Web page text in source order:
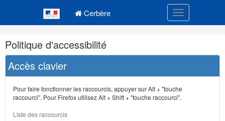
Cerbère Toggle
Navigation
et
outils
annexes
Politique d'accessibilité
Accès clavier
Pour faire fonctionner les raccourcis, appuyer sur Alt + "touche
raccourci". Pour Firefox utilisez Alt + Shift + "touche raccourci".
Liste des raccourcis